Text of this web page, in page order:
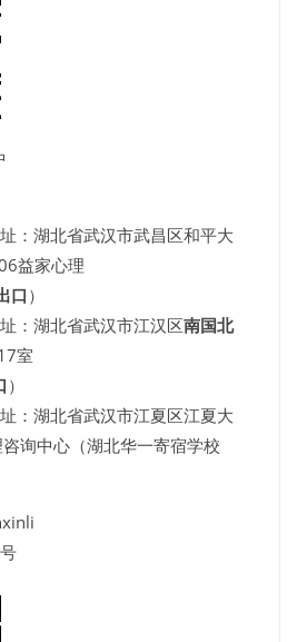
：湖北省武汉市武昌区和平大
益家心理
口 ）
：湖北省武汉市江汉区南国北
室
）
：湖北省武汉市江夏区江夏大
询中心（湖北华一寄宿学校